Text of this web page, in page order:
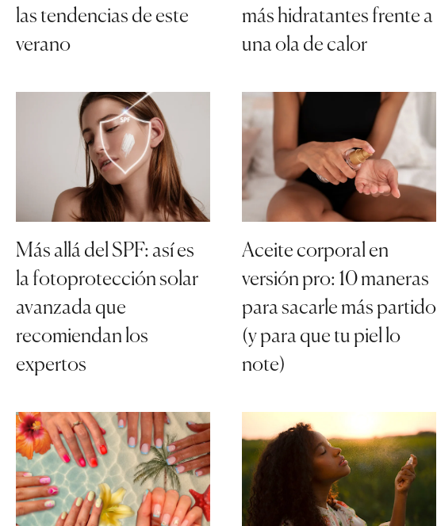
las tendencias de este
verano
más hidratantes frente a
una ola de calor
Más allá del SPF: así es
la fotoprotección solar
avanzada que
recomiendan los
expertos
Aceite corporal en
versión pro: 10 maneras
para sacarle más partido
(y para que tu piel lo
note)